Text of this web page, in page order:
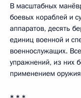
В масштабных
боевых кораблей и
аппаратов, десять
единиц военной и
военнослужащих.
упражнений, из них
применением